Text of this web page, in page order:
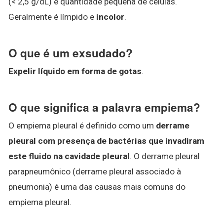
Geralmente é límpido e incolor.
O que é um exsudado?
Expelir líquido em forma de gotas.
O que significa a palavra empiema?
O empiema pleural é definido como um derrame
pleural com presença de bactérias que invadiram
este fluido na cavidade pleural. O derrame pleural
parapneumônico (derrame pleural associado à
pneumonia) é uma das causas mais comuns do
empiema pleural.